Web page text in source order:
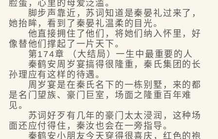
脸蛋，心里的母爱泛滥。
脚步声靠近，苏词知道是秦晏礼过来了，
她抬眸，看到了秦晏礼温柔的目光。
他直接拥住了他们，将她们纳入怀里，好
像替他们撑起了一片天下。
第174章 （大结局）一生中最重要的人
秦鹤安周岁宴搞得很隆重，秦氏集团的长
孙理应有这样的待遇。
周岁宴是在秦氏名下的一栋别墅，来的都
是名门望族、豪门巨室，场面之隆重百年难
见。
苏词好歹有几年的豪门太太浸润，这种场
面还应付得住，秦汝也会在一旁指导。
秦鹤安小朋友今天穿得很喜庆，红色的袍